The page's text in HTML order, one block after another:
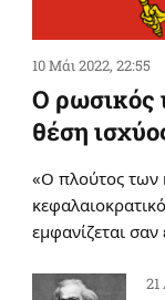
5
10 Μάι 2022, 22:55
Ο ρωσικός
θέση
«Ο πλούτος των
εμφανίζεται
21